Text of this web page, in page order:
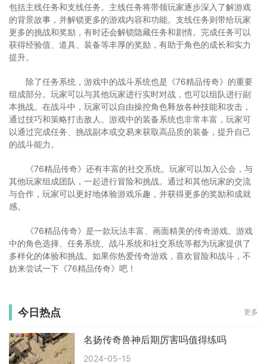
包括主线任务和支线任务。主线任务将带领玩家逐步深入了解游戏
的背景故事，并解锁更多的游戏内容和功能。支线任务则带给玩家
更多的挑战和奖励，有时还会解锁隐藏任务和剧情。完成任务可以
获得经验值、道具、装备等丰厚的奖励，有助于角色的成长和实力
提升。
除了任务系统，游戏中的战斗系统也是《76精品传奇》的重要
组成部分。玩家可以与其他玩家进行实时对战，也可以组队进行副
本挑战。在战斗中，玩家可以自由操控角色释放各种技能和攻击，
通过技巧和策略打击敌人。游戏中的装备系统也非常丰富，玩家可
以通过完成任务、挑战副本或交易来获取高品质的装备，提升自己
的战斗能力。
《76精品传奇》还有丰富的社交系统。玩家可以加入公会，与
其他玩家组成团队，一起进行冒险和挑战。通过和其他玩家的交流
与合作，玩家可以更好地体验游戏乐趣，并获得更多的奖励和成就
感。
《76精品传奇》是一款玩法丰富、画面精美的传奇游戏。游戏
中的角色选择、任务系统、战斗系统和社交系统等都为玩家提供了
多样化的体验和挑战。如果你热爱传奇游戏，喜欢冒险和战斗，不
妨来尝试一下《76精品传奇》吧！
今日热点 更多
名扬传奇兽神后期厉害吗值得练吗
2024-05-15